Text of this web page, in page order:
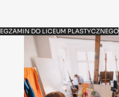
EGZAMIN DO LICEUM PLASTYCZNEGO